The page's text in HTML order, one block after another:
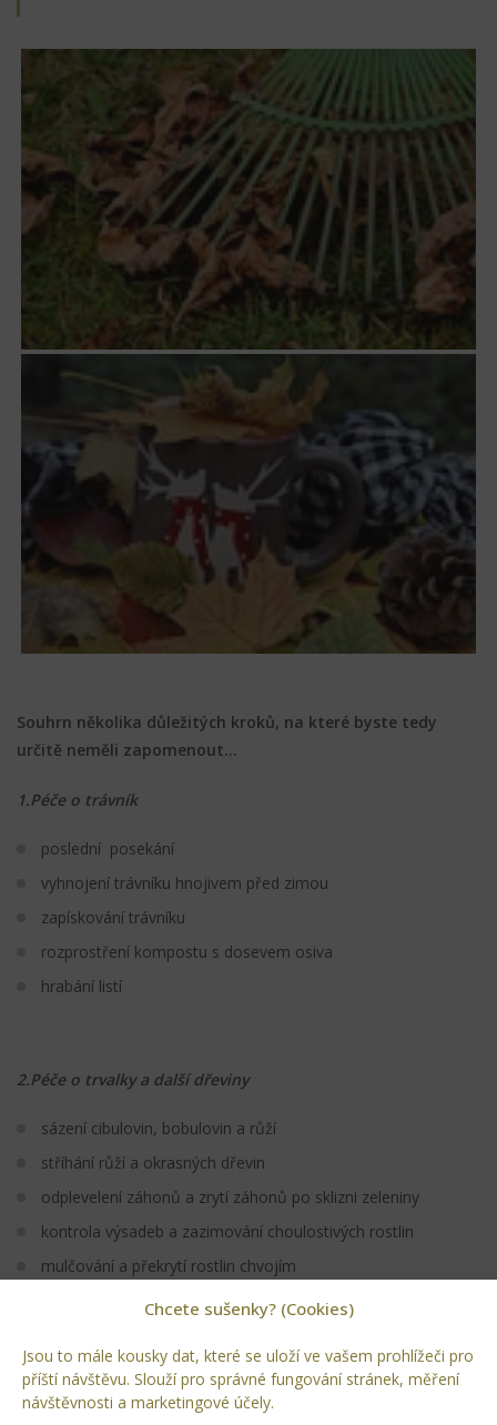
Chcete sušenky? (Cookies)
Jsou to mále kousky dat, které se uloží ve vašem prohlížeči pro
příští návštěvu. Slouží pro správné fungování stránek, měření
návštěvnosti a marketingové účely.
Souhrn několika důležitých kroků, na které byste tedy
určitě neměli zapomenout…
1.Péče o trávník
poslední posekání
vyhnojení trávníku hnojivem před zimou
zapískování trávníku
rozprostření kompostu s dosevem osiva
hrabání listí
2.Péče o trvalky a další dřeviny
sázení cibulovin, bobulovin a růží
stříhání růží a okrasných dřevin
odplevelení záhonů a zrytí záhonů po sklizni zeleniny
kontrola výsadeb a zazimování choulostivých rostlin
mulčování a překrytí rostlin chvojím
odstranění odumřelé vegetace s vyčištěním ploch záhonů